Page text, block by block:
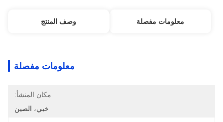
معلومات مفصلة وصف المنتج
معلومات مفصلة
مكان المنشأ:
خبي، الصين